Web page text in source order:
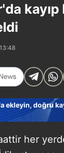
ekleyin, doğru
her